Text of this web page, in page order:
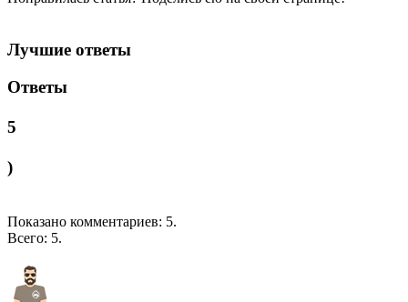
Лучшие ответы
Ответы
5
)
Показано комментариев: 5.
Всего: 5.